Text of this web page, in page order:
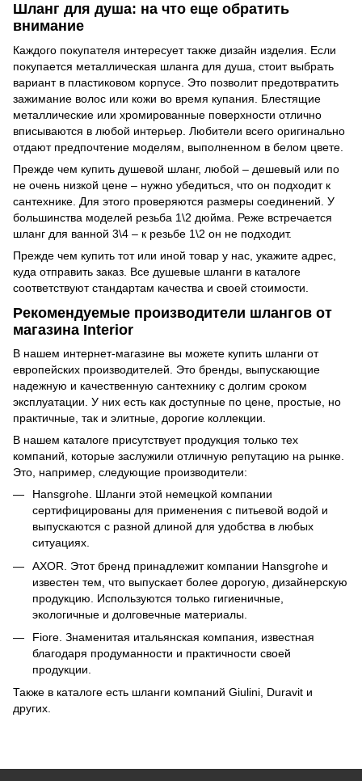
Шланг для душа: на что еще обратить
внимание
Каждого покупателя интересует также дизайн изделия. Если
покупается металлическая шланга для душа, стоит выбрать
вариант в пластиковом корпусе. Это позволит предотвратить
зажимание волос или кожи во время купания. Блестящие
металлические или хромированные поверхности отлично
вписываются в любой интерьер. Любители всего оригинально
отдают предпочтение моделям, выполненном в белом цвете.
Прежде чем купить душевой шланг, любой – дешевый или по
не очень низкой цене – нужно убедиться, что он подходит к
сантехнике. Для этого проверяются размеры соединений. У
большинства моделей резьба 1\2 дюйма. Реже встречается
шланг для ванной 3\4 – к резьбе 1\2 он не подходит.
Прежде чем купить тот или иной товар у нас, укажите адрес,
куда отправить заказ. Все душевые шланги в каталоге
соответствуют стандартам качества и своей стоимости.
Рекомендуемые производители шлангов от
магазина Interior
В нашем интернет-магазине вы можете купить шланги от
европейских производителей. Это бренды, выпускающие
надежную и качественную сантехнику с долгим сроком
эксплуатации. У них есть как доступные по цене, простые, но
практичные, так и элитные, дорогие коллекции.
В нашем каталоге присутствует продукция только тех
компаний, которые заслужили отличную репутацию на рынке.
Это, например, следующие производители:
Hansgrohe. Шланги этой немецкой компании
сертифицированы для применения с питьевой водой и
выпускаются с разной длиной для удобства в любых
ситуациях.
AXOR. Этот бренд принадлежит компании Hansgrohe и
известен тем, что выпускает более дорогую, дизайнерскую
продукцию. Используются только гигиеничные,
экологичные и долговечные материалы.
Fiore . Знаменитая итальянская компания, известная
благодаря продуманности и практичности своей
продукции.
Также в каталоге есть шланги компаний Giulini, Duravit и
других.